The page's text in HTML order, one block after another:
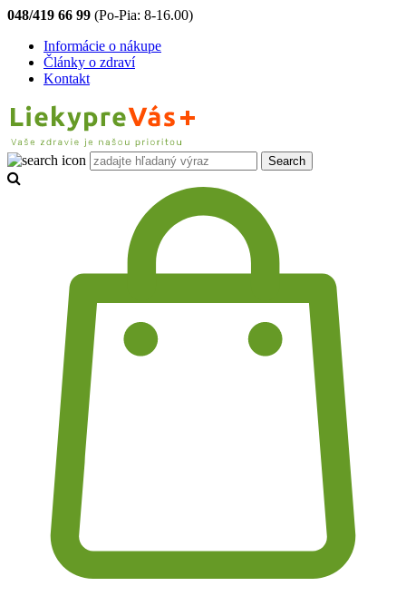
048/419 66 99 (Po-Pia: 8-16.00)
Informácie o nákupe
Články o zdraví
Kontakt